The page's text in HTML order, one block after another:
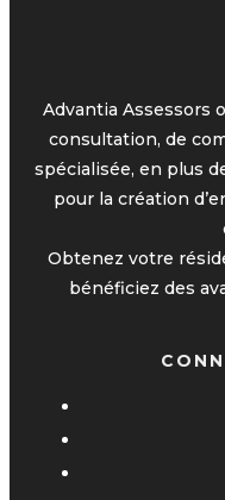
Advantia Assessors
consultation, de
spécialisée, en plus
pour la création
Obtenez votre
bénéficiez des